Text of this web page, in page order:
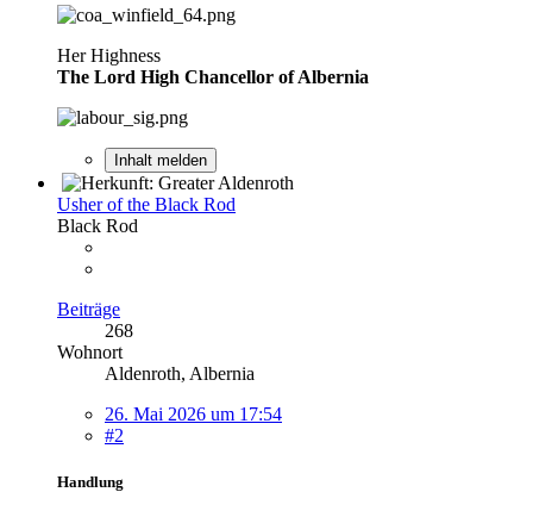
Her Highness
The Lord High Chancellor of Albernia
Inhalt melden
Usher of the Black Rod
Black Rod
Beiträge
268
Wohnort
Aldenroth, Albernia
26. Mai 2026 um 17:54
#2
Handlung